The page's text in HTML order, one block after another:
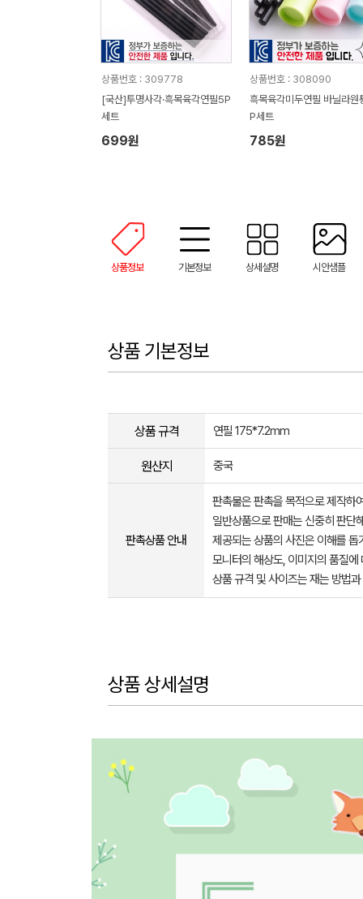
상품번호 : 309778
[국산]투명사각·흑목육각연필5P
세트
699원
상품번호 : 308090
흑목육각미두연필 바닐라원
P세트
785원
상품정보 기본정보 상세설명 시안샘플
상품 기본정보
상품 규격 연필 175*7.2mm
원산지 중국
판촉상품 안내
판촉물은 판촉을 목적으로 제작하
일반상품으로 판매는 신중히 판단
제공되는 상품의 사진은 이해를
모니터의 해상도, 이미지의 품질
상품 규격 및 사이즈는 재는 방법
상품 상세설명